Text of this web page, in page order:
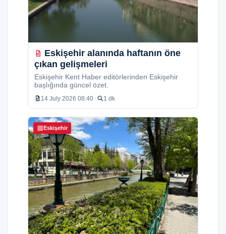
Eskişehir alanında haftanın öne
çıkan gelişmeleri
Eskişehir Kent Haber editörlerinden Eskişehir
başlığında güncel özet.
14 July 2026 08:40 · 1 dk
Eskişehir